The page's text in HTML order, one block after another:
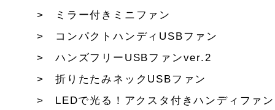
ミラー付きミニファン
コンパクトハンディUSBファン
ハンズフリーUSBファンver.2
折りたたみネックUSBファン
LEDで光る！アクスタ付きハンディファン